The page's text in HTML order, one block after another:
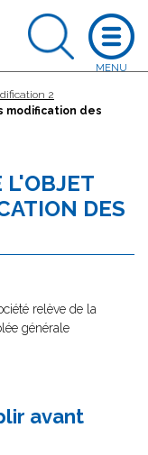
2
modification des
L'OBJET
DES
relève de la
générale
avant